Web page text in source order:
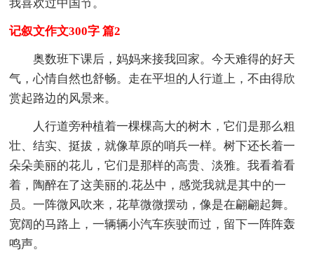
我喜欢过中国节。
记叙文作文300字 篇2
奥数班下课后，妈妈来接我回家。今天难得的好天
气，心情自然也舒畅。走在平坦的人行道上，不由得欣
赏起路边的风景来。
人行道旁种植着一棵棵高大的树木，它们是那么粗
壮、结实、挺拔，就像草原的哨兵一样。树下还长着一
朵朵美丽的花儿，它们是那样的高贵、淡雅。我看着看
着，陶醉在了这美丽的.花丛中，感觉我就是其中的一
员。一阵微风吹来，花草微微摆动，像是在翩翩起舞。
宽阔的马路上，一辆辆小汽车疾驶而过，留下一阵阵轰
鸣声。